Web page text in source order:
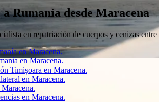
Rumanía desde Maracena
en repatriación de cuerpos y cenizas
en Maracena.
en Maracena.
Timișoara en Maracena.
en Maracena.
en Maracena.